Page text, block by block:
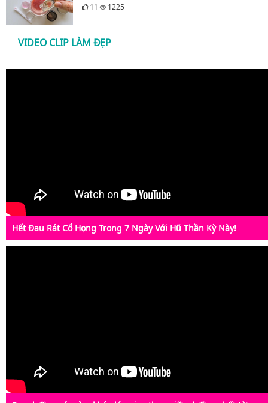
11 1225
VIDEO CLIP LÀM ĐẸP
Hết Đau Rát Cổ Họng Trong 7 Ngày Với Hũ Thần Kỳ Này!